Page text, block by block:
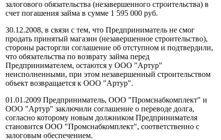
залогового обязательства (незавершенного строительства) в
счет погашения займа в сумме 1 595 000 руб.
30.12.2008, в связи с тем, что Предприниматель не смог
продать принятый магазин (незавершенное строительство),
стороны расторгли соглашение об отступном и подтвердили,
что обязательства по возврату займа перед
Предпринимателем, остаются у ООО "Артур"
неисполненными, при этом незавершенный строительством
объект возвращается к ООО "Артур".
01.01.2009 Предприниматель, ООО "Промснабкомплект" и
ООО "Артур" заключили соглашение о переводе долга,
согласно которому новым должником Предпринимателя
становится ООО "Промснабкомплект", соответственно с
залоговым обеспечением.